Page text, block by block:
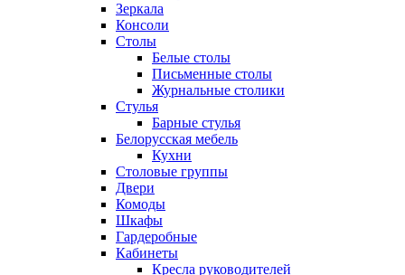
Зеркала
Консоли
Столы
Белые столы
Письменные столы
Журнальные столики
Стулья
Барные стулья
Белорусская мебель
Кухни
Столовые группы
Двери
Комоды
Шкафы
Гардеробные
Кабинеты
Кресла руководителей